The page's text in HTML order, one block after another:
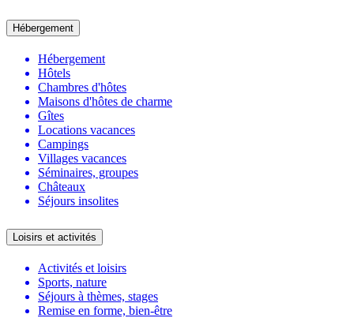
Hébergement
Hébergement
Hôtels
Chambres d'hôtes
Maisons d'hôtes de charme
Gîtes
Locations vacances
Campings
Villages vacances
Séminaires, groupes
Châteaux
Séjours insolites
Loisirs et activités
Activités et loisirs
Sports, nature
Séjours à thèmes, stages
Remise en forme, bien-être